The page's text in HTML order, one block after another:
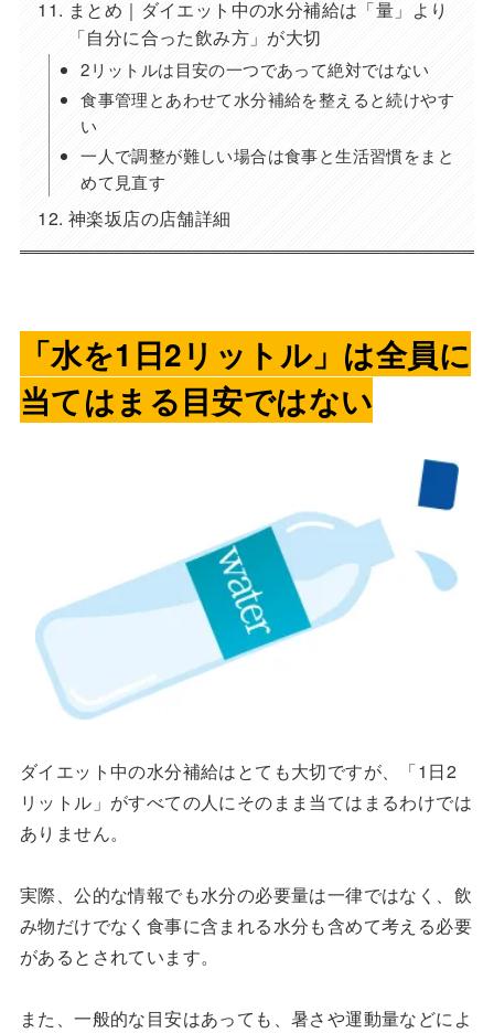
まとめ｜ダイエット中の水分補給は「量」より
「自分に合った飲み方」が大切
2リットルは目安の一つであって絶対ではない
食事管理とあわせて水分補給を整えると続けやす
い
一人で調整が難しい場合は食事と生活習慣をまと
めて見直す
神楽坂店の店舗詳細
「水を1日2リットル」は全員に
当てはまる目安ではない
ダイエット中の水分補給はとても大切ですが、「1日2
リットル」がすべての人にそのまま当てはまるわけでは
ありません。
実際、公的な情報でも水分の必要量は一律ではなく、飲
み物だけでなく食事に含まれる水分も含めて考える必要
があるとされています。
また、一般的な目安はあっても、暑さや運動量などによ